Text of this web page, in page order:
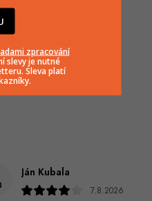
Ján Kubala
7.8.2026
zpracování
slevy je nutné
Sleva platí